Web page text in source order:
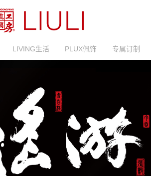
LIVING生活 PLUX佩饰 专属订制